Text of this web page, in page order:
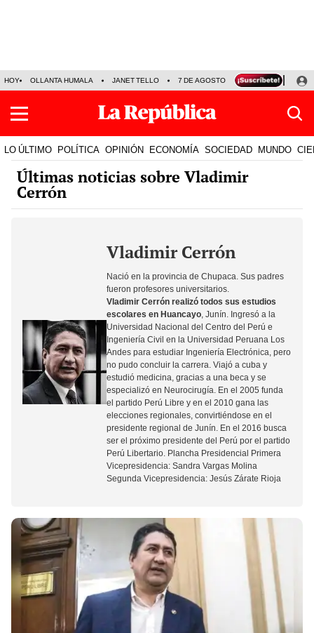
HOY OLLANTA HUMALA JANET TELLO 7 DE AGOSTO TINKA RESULTADOS
LO ÚLTIMO POLÍTICA OPINIÓN ECONOMÍA SOCIEDAD MUNDO
Últimas noticias sobre Vladimir
Cerrón
Vladimir Cerrón
Nació en la provincia de Chupaca. Sus padres
fueron profesores universitarios.
Vladimir Cerrón realizó todos sus estudios
escolares en Huancayo, Junín. Ingresó a la
Universidad Nacional del Centro del Perú e
Ingeniería Civil en la Universidad Peruana Los
Andes para estudiar Ingeniería Electrónica, pero
no pudo concluir la carrera. Viajó a cuba y
estudió medicina, gracias a una beca y se
especializó en Neurocirugía. En el 2005 funda
el partido Perú Libre y en el 2010 gana las
elecciones regionales, convirtiéndose en el
presidente regional de Junín. En el 2016 busca
ser el próximo presidente del Perú por el partido
Perú Libertario. Plancha Presidencial Primera
Vicepresidencia: Sandra Vargas Molina
Segunda Vicepresidencia: Jesús Zárate Rioja